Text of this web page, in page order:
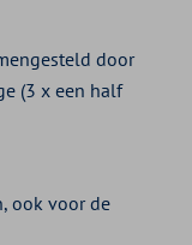
door
(3 x een half
ook voor de